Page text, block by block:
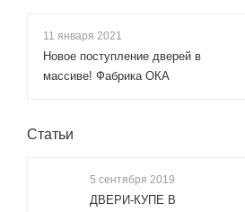
11 января 2021
Новое поступление дверей в
массиве! Фабрика ОКА
Статьи
5 сентября 2019
ДВЕРИ-КУПЕ В